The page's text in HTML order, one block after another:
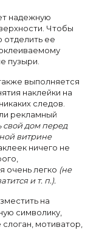
надежную
Чтобы
отделить ее
пузыри.
выполняется
наклейки на
следов.
рекламный
свой дом перед
витрине
ничего не
очень легко (не
и т. п.).
на
символику,
мотиватор,